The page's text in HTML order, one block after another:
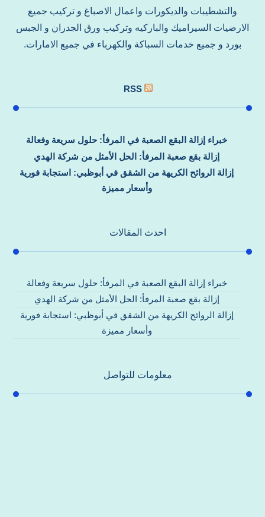
والتشطيبات والديكورات واعمال الاصباغ و تركيب جميع
الارضيات السيراميك والباركيه وتركيب ورق الجدران و الجبس
بورد و جميع خدمات السباكة والكهرباء في جميع الامارات.
RSS
خبراء إزالة البقع الصعبة في المرفأ: حلول سريعة وفعالة
إزالة بقع صعبة المرفأ: الحل الأمثل من شركة الهدي
إزالة الروائح الكريهة من الشقق في أبوظبي: استجابة فورية
وأسعار مميزة
احدث المقالات
خبراء إزالة البقع الصعبة في المرفأ: حلول سريعة وفعالة
إزالة بقع صعبة المرفأ: الحل الأمثل من شركة الهدي
إزالة الروائح الكريهة من الشقق في أبوظبي: استجابة فورية
وأسعار مميزة
معلومات للتواصل